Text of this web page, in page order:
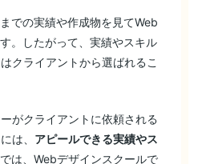
での実績や作成物を見てWeb
。したがって、実績やスキル
クライアントから選ばれるこ
がクライアントに依頼される
は、 アピールできる実績やス
は、Webデザインスクールで